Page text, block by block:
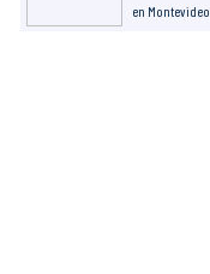
en Montevideo